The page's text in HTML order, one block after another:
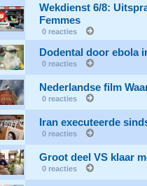
Wekdienst 6/8:
Femmes
0 reacties
Dodental door ebola
0 reacties
Nederlandse film
0 reacties
Iran executeerde
0 reacties
Groot deel VS klaar
0 reacties